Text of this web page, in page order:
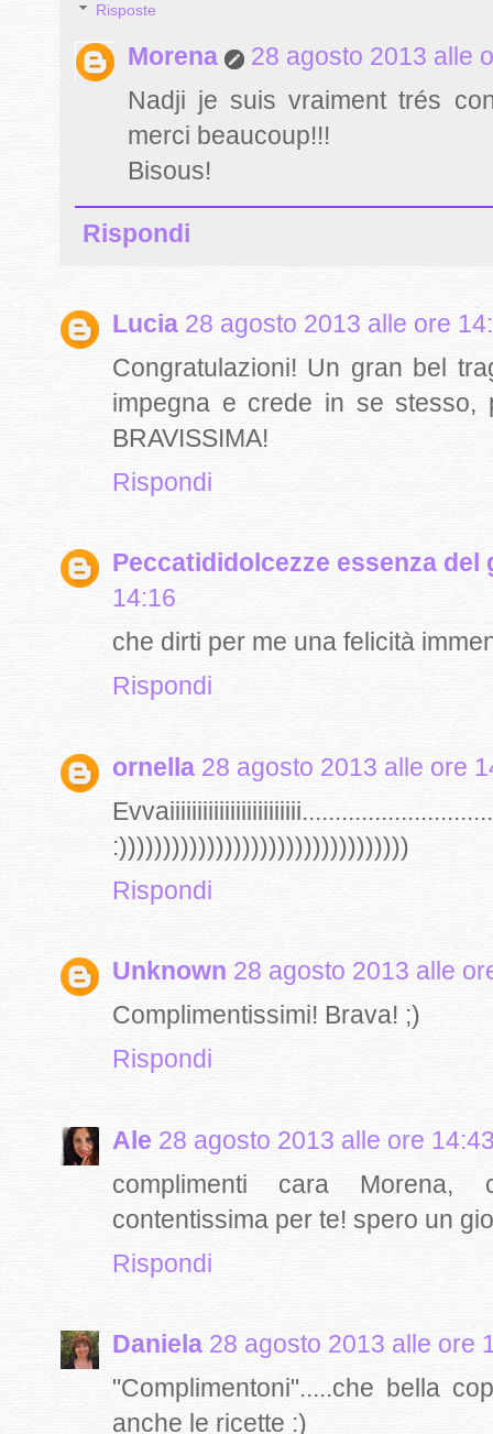
Risposte
Morena
28 agosto 2013 alle
Nadji je suis vraiment trés
merci beaucoup!!!
Bisous!
Rispondi
Lucia 28 agosto 2013 alle ore
Congratulazioni! Un gran bel
impegna e crede in se
BRAVISSIMA!
Rispondi
Peccatididolcezze essenza del
14:16
che dirti per me una felicità
Rispondi
ornella 28 agosto 2013 alle ore
:)))))))))))))))))))))))))))))))))
Rispondi
Unknown 28 agosto 2013 alle
Complimentissimi! Brava! ;)
Rispondi
Ale 28 agosto 2013 alle ore
complimenti cara Morena,
contentissima per te! spero un
Rispondi
Daniela 28 agosto 2013 alle ore
"Complimentoni".....che bella
anche le ricette :)